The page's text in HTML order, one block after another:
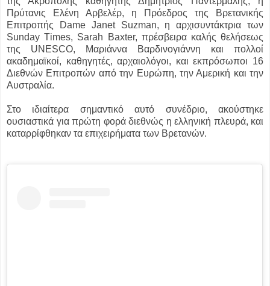
Πρύτανις Ελένη Αρβελέρ, η Πρόεδρος της Βρετανικής
Επιτροπής Dame Janet Suzman, η αρχισυντάκτρια των
Sunday Τimes, Sarah Baxter, πρέσβειρα καλής θελήσεως
της UNESCO, Μαριάννα Βαρδινογιάννη και πολλοί
ακαδημαϊκοί, καθηγητές, αρχαιολόγοι, και εκπρόσωποι 16
Διεθνών Επιτροπών από την Ευρώπη, την Αμερική και την
Αυστραλία.
Στο ιδιαίτερα σημαντικό αυτό συνέδριο, ακούστηκε
ουσιαστικά για πρώτη φορά διεθνώς η ελληνική πλευρά, και
καταρρίφθηκαν τα επιχειρήματα των Βρετανών.